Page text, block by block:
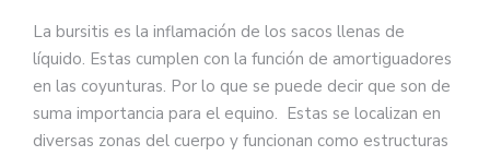
La bursitis es la inflamación de los sacos llenas de
líquido. Estas cumplen con la función de amortiguadores
en las coyunturas. Por lo que se puede decir que son de
suma importancia para el equino. Estas se localizan en
diversas zonas del cuerpo y funcionan como estructuras